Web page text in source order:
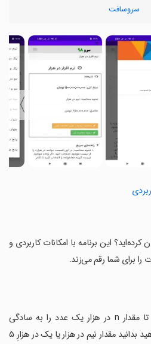
سروسافت
〉
کرده‌اید؟ این برنامه با امکانات کاربردی و
برای شما رقم می‌زند.
‏این برنامه به شما کمک می‌کند تا مقدار n در هزار یک عدد را به سادگی
محاسبه کنید. برای مثال، اگر بخواهید بدانید مقدار نیم در هزار یا یک در هزارِ ۵